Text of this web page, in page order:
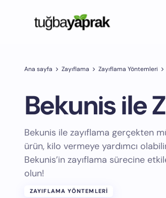
Ana sayfa Zayıflama Zayıflama Yöntemleri
Bekunis ile
Bekunis ile zayıflama gerçekten
ürün, kilo vermeye yardımcı
Bekunis’in zayıflama sürecine
olun!
ZAYIFLAMA YÖNTEMLERI